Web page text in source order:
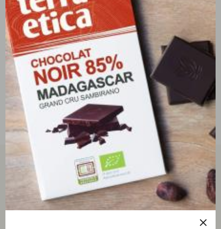
tous les avis clients
(4 avis)
écrire un avis